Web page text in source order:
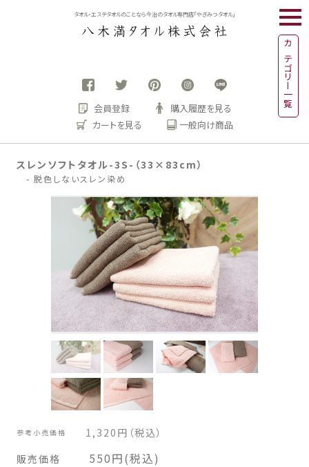
タオル・エステタオルのことなら今治のタオル専門店「やぎみつタオル」
会員登録
購入履歴を見る
カートを見る
一般向け商品
カテゴリー一覧
スレンソフトタオル-3S-（33×83cm）
- 脱色しないスレン染め
参考小売価格
1,320円（税込）
販売価格
550円(税込)